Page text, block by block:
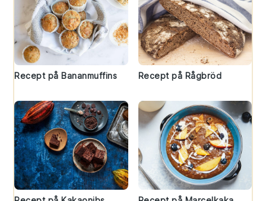
Recept på Bananmuffins Recept på Rågbröd